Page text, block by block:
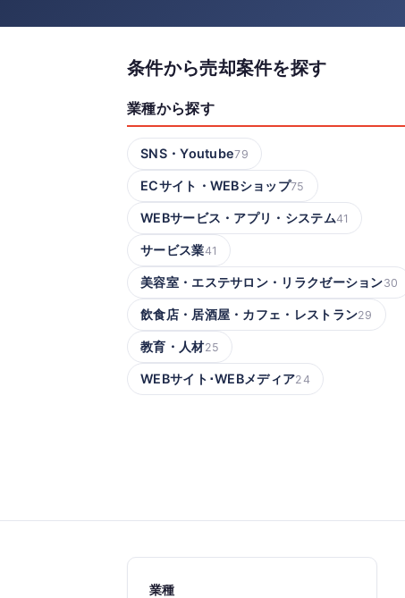
条件から売却案件を探す
業種から探す
SNS・Youtube79
ECサイト・WEBショップ75
WEBサービス・アプリ・システム41
サービス業41
美容室・エステサロン・リラクゼーション30
飲食店・居酒屋・カフェ・レストラン29
教育・人材25
WEBサイト･WEBメディア24
業種